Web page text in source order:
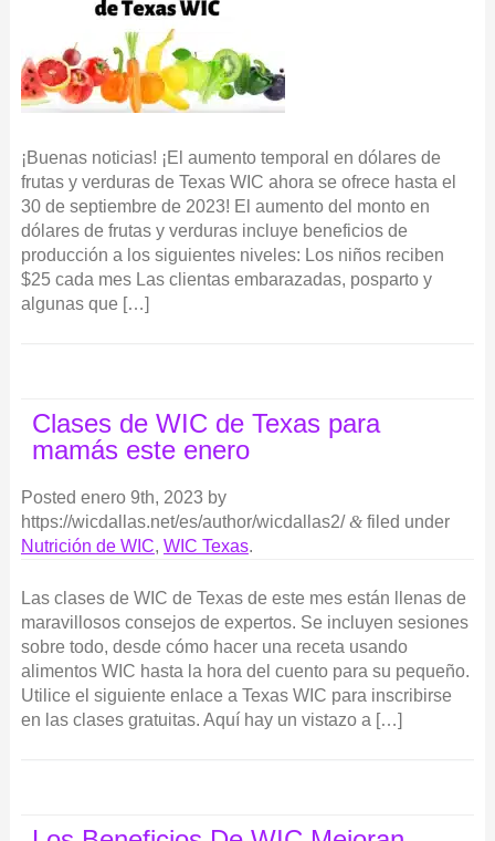
¡Buenas noticias! ¡El aumento temporal en dólares de
frutas y verduras de Texas WIC ahora se ofrece hasta el
30 de septiembre de 2023! El aumento del monto en
dólares de frutas y verduras incluye beneficios de
producción a los siguientes niveles: Los niños reciben
$25 cada mes Las clientas embarazadas, posparto y
algunas que […]
Clases de WIC de Texas para
mamás este enero
Posted enero 9th, 2023 by
https://wicdallas.net/es/author/wicdallas2/ &filed under
Nutrición de WIC, WIC Texas.
Las clases de WIC de Texas de este mes están llenas de
maravillosos consejos de expertos. Se incluyen sesiones
sobre todo, desde cómo hacer una receta usando
alimentos WIC hasta la hora del cuento para su pequeño.
Utilice el siguiente enlace a Texas WIC para inscribirse
en las clases gratuitas. Aquí hay un vistazo a […]